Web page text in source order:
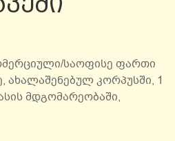
საოფისე ფართი
ახალაშენებულ კორპუსში, 1
მდგომარეობაში,